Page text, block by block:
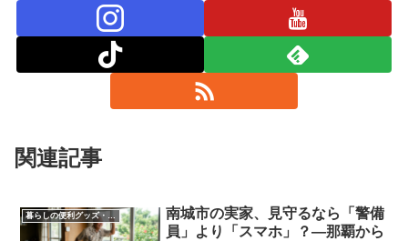
関連記事
暮らしの便利グッズ・便利家電
​南城市の実家、見守るなら「警備
員」より「スマホ」？―那覇から